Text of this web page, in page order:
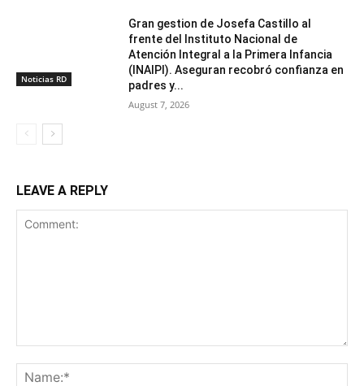
Noticias RD
Gran gestion de Josefa Castillo al
frente del Instituto Nacional de
Atención Integral a la Primera Infancia
(INAIPI). Aseguran recobró confianza en
padres y...
August 7, 2026
LEAVE A REPLY